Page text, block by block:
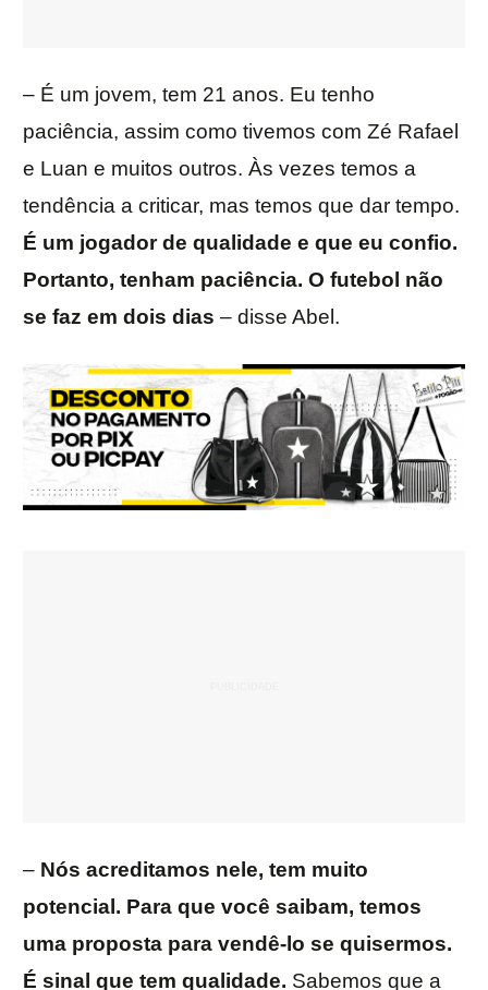
– É um jovem, tem 21 anos. Eu tenho
paciência, assim como tivemos com Zé Rafael
e Luan e muitos outros. Às vezes temos a
tendência a criticar, mas temos que dar tempo.
É um jogador de qualidade e que eu confio.
Portanto, tenham paciência. O futebol não
se faz em dois dias – disse Abel.
– Nós acreditamos nele, tem muito
potencial. Para que você saibam, temos
uma proposta para vendê-lo se quisermos.
É sinal que tem qualidade. Sabemos que a